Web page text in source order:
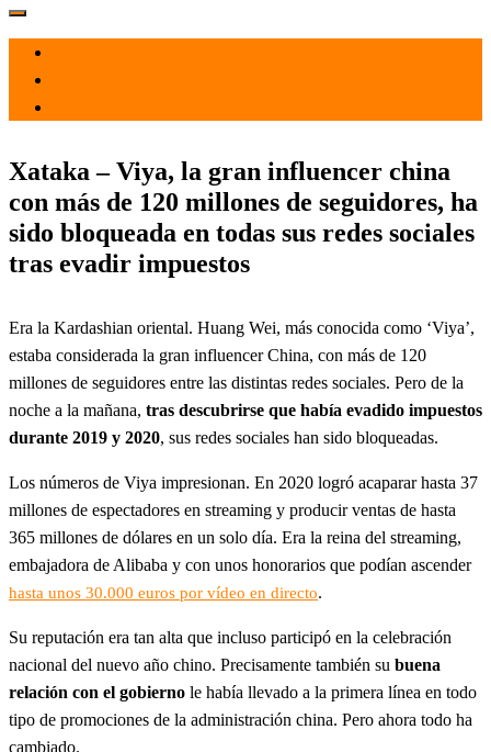
Xataka – Viya, la gran influencer china
con más de 120 millones de seguidores, ha
sido bloqueada en todas sus redes sociales
tras evadir impuestos
Era la Kardashian oriental. Huang Wei, más conocida como ‘Viya’,
estaba considerada la gran influencer China, con más de 120
millones de seguidores entre las distintas redes sociales. Pero de la
noche a la mañana, tras descubrirse que había evadido impuestos
durante 2019 y 2020, sus redes sociales han sido bloqueadas.
Los números de Viya impresionan. En 2020 logró acaparar hasta 37
millones de espectadores en streaming y producir ventas de hasta
365 millones de dólares en un solo día. Era la reina del streaming,
embajadora de Alibaba y con unos honorarios que podían ascender
hasta unos 30.000 euros por vídeo en directo.
Su reputación era tan alta que incluso participó en la celebración
nacional del nuevo año chino. Precisamente también su buena
relación con el gobierno le había llevado a la primera línea en todo
tipo de promociones de la administración china. Pero ahora todo ha
cambiado.